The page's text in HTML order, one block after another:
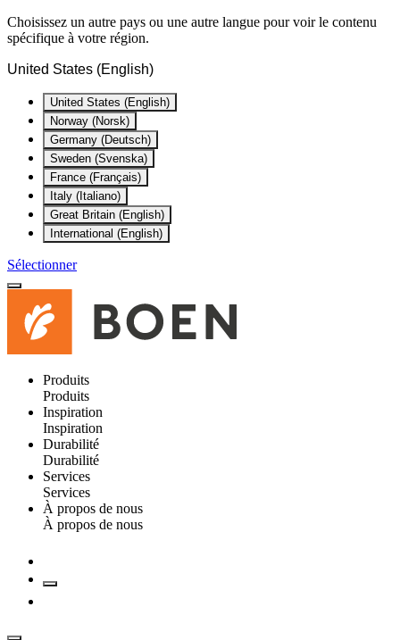
Choisissez un autre pays ou une autre langue pour voir le contenu
spécifique à votre région.
United States (English)
United States (English)
Norway (Norsk)
Germany (Deutsch)
Sweden (Svenska)
France (Français)
Italy (Italiano)
Great Britain (English)
International (English)
Sélectionner
Produits
Produits
Inspiration
Inspiration
Durabilité
Durabilité
Services
Services
À propos de nous
À propos de nous